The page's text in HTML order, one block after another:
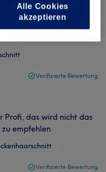
Verifizierte Bewertung
Profi, das wird nicht das
empfehlen
Verifizierte Bewertung
Alle Cookies
akzeptieren